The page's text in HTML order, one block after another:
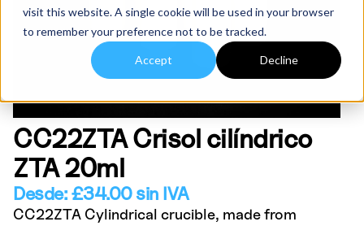
visit this website. A single cookie will be used in your browser
to remember your preference not to be tracked.
Accept Decline
CC22ZTA Crisol cilíndrico
ZTA 20ml
Desde:£34.00sin IVA
CC22ZTA Cylindrical crucible, made from